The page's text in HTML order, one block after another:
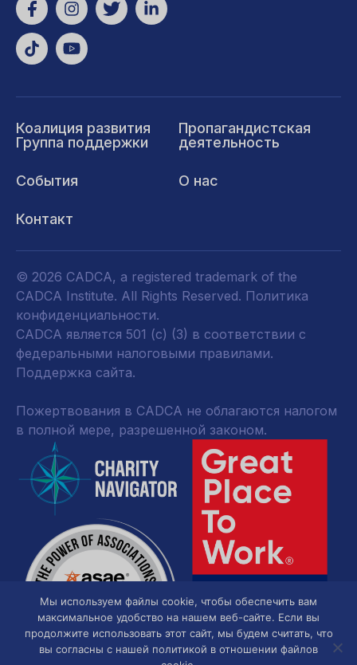
Коалиция развития
Группа поддержки
Пропагандистская
деятельность
События О нас
Контакт
© 2026 CADCA, a registered trademark of the
CADCA Institute. All Rights Reserved. Политика
конфиденциальности.
CADCA является 501 (c) (3) в соответствии с
федеральными налоговыми правилами.
Поддержка сайта.
Пожертвования в CADCA не облагаются налогом
в полной мере, разрешенной законом.
Мы используем файлы cookie, чтобы обеспечить вам
максимальное удобство на нашем веб-сайте. Если вы
продолжите использовать этот сайт, мы будем считать, что
вы согласны с нашей политикой в отношении файлов